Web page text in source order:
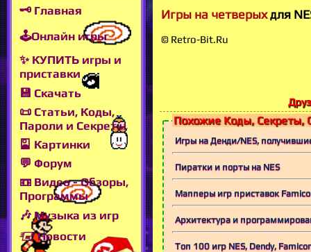
🗝 Главная
🕹Онлайн игры
✨ КУПИТЬ игры и
приставки
💾 Скачать
📜 Статьи, Коды,
Пароли и Секреты
🎴 Картинки
💬 Форум
📼 Видео - Обзоры,
Программы
🎶 Музыка из игр
🖅 Новости
Игры на четверыхдля
© Retro-Bit.Ru
Похожие Коды, Секреты,
Игры на Денди/NES,
Пиратки и порты на NES
Мапперы игр приставок
Архитектура и
Топ 100 игр NES, Dendy,